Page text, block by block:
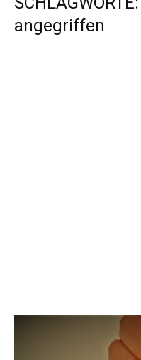
angegriffen